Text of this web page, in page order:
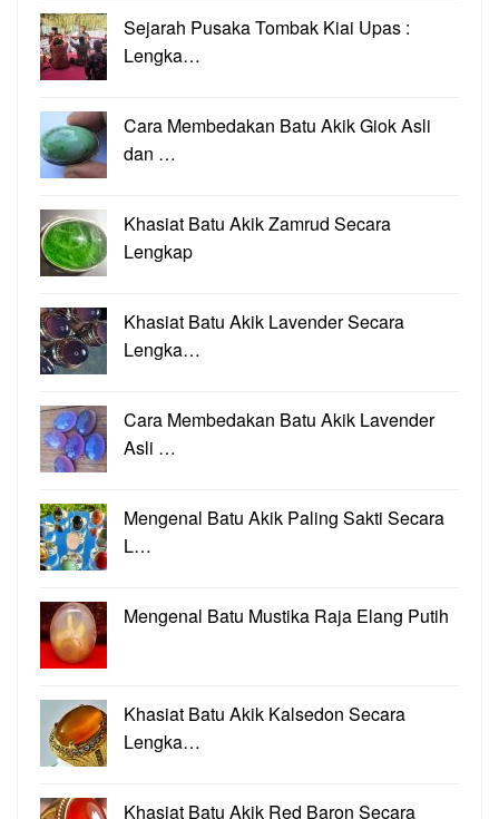
Sejarah Pusaka Tombak Kiai Upas :
Lengka…
Cara Membedakan Batu Akik Giok Asli
dan …
Khasiat Batu Akik Zamrud Secara
Lengkap
Khasiat Batu Akik Lavender Secara
Lengka…
Cara Membedakan Batu Akik Lavender
Asli …
Mengenal Batu Akik Paling Sakti Secara
L…
Mengenal Batu Mustika Raja Elang Putih
Khasiat Batu Akik Kalsedon Secara
Lengka…
Khasiat Batu Akik Red Baron Secara